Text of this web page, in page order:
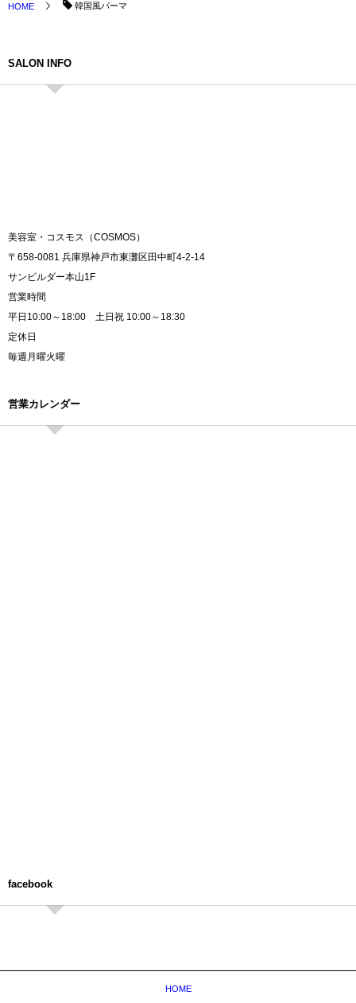
HOME 韓国風パーマ
SALON INFO
美容室・コスモス（COSMOS）
〒658-0081 兵庫県神戸市東灘区田中町4-2-14
サンビルダー本山1F
営業時間
平日10:00～18:00 土日祝 10:00～18:30
定休日
毎週月曜火曜
営業カレンダー
facebook
HOME